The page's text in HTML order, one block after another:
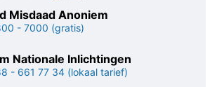
Misdaad Anoniem
- 7000 (gratis)
Nationale Inlichtingen
- 661 77 34 (lokaal tarief)